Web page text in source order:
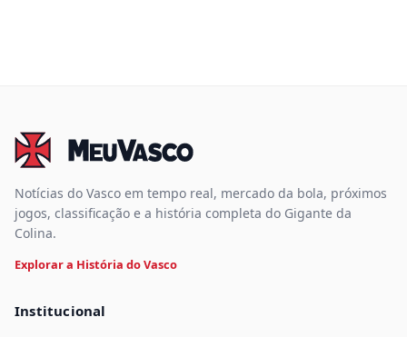
Notícias do Vasco em tempo real, mercado da bola, próximos
jogos, classificação e a história completa do Gigante da
Colina.
Explorar a História do Vasco
Institucional